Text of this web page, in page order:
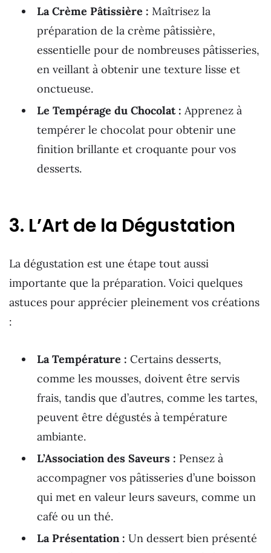
La Crème Pâtissière : Maîtrisez la
préparation de la crème pâtissière,
essentielle pour de nombreuses pâtisseries,
en veillant à obtenir une texture lisse et
onctueuse.
Le Tempérage du Chocolat : Apprenez à
tempérer le chocolat pour obtenir une
finition brillante et croquante pour vos
desserts.
3. L’Art de la Dégustation
La dégustation est une étape tout aussi
importante que la préparation. Voici quelques
astuces pour apprécier pleinement vos créations
:
La Température : Certains desserts,
comme les mousses, doivent être servis
frais, tandis que d’autres, comme les tartes,
peuvent être dégustés à température
ambiante.
L’Association des Saveurs : Pensez à
accompagner vos pâtisseries d’une boisson
qui met en valeur leurs saveurs, comme un
café ou un thé.
La Présentation : Un dessert bien présenté